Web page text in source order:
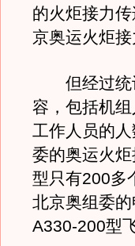
的火炬接力
京奥运火炬接
但经过统
容，包括机
工作人员的
委的奥运火
型只有200多
北京奥组委
A330-200型